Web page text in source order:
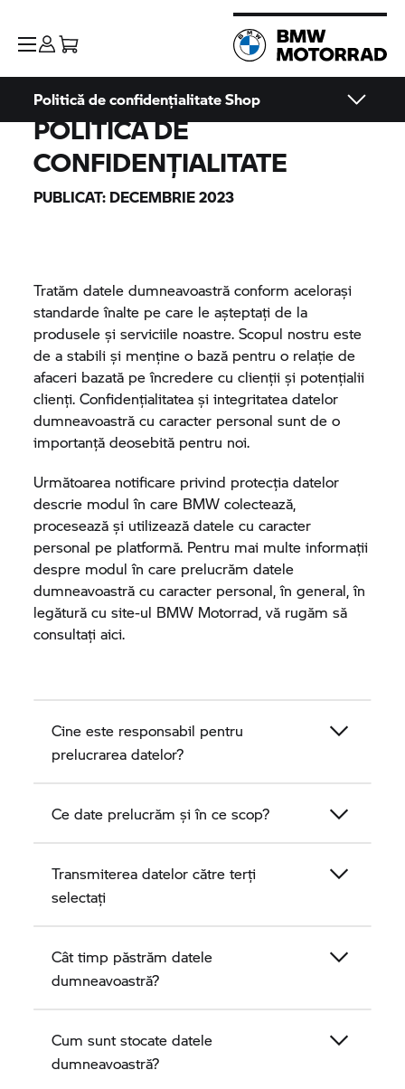
Politică de confidențialitate Shop
POLITICA DE
CONFIDENȚIALITATE
PUBLICAT: DECEMBRIE 2023
Tratăm datele dumneavoastră conform acelorași
standarde înalte pe care le așteptați de la
produsele și serviciile noastre. Scopul nostru este
de a stabili și menține o bază pentru o relație de
afaceri bazată pe încredere cu clienții și potențialii
clienți. Confidențialitatea și integritatea datelor
dumneavoastră cu caracter personal sunt de o
importanță deosebită pentru noi.
Următoarea notificare privind protecția datelor
descrie modul în care BMW colectează,
procesează și utilizează datele cu caracter
personal pe platformă. Pentru mai multe informații
despre modul în care prelucrăm datele
dumneavoastră cu caracter personal, în general, în
legătură cu site-ul BMW Motorrad, vă rugăm să
consultați aici.
Cine este responsabil pentru
prelucrarea datelor?
Ce date prelucrăm și în ce scop?
Transmiterea datelor către terți
selectați
Cât timp păstrăm datele
dumneavoastră?
Cum sunt stocate datele
dumneavoastră?